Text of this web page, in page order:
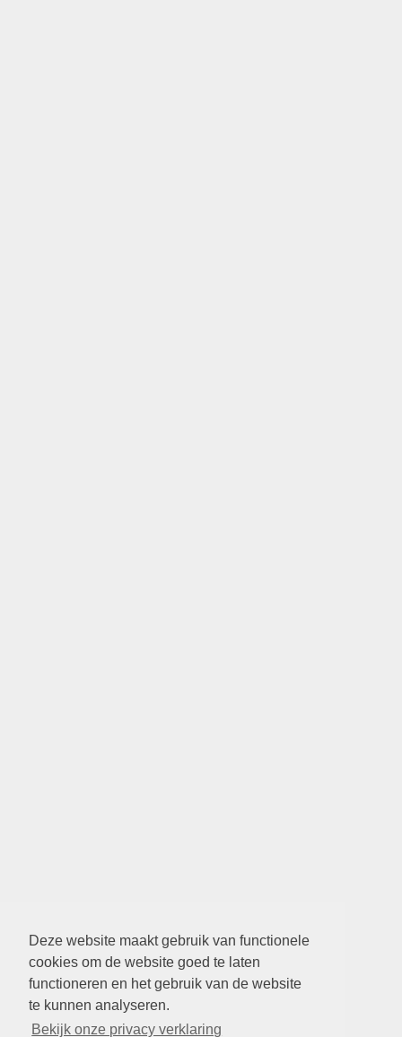
Deze website maakt gebruik van functionele
cookies om de website goed te laten
functioneren en het gebruik van de website
te kunnen analyseren.
Bekijk onze privacy verklaring